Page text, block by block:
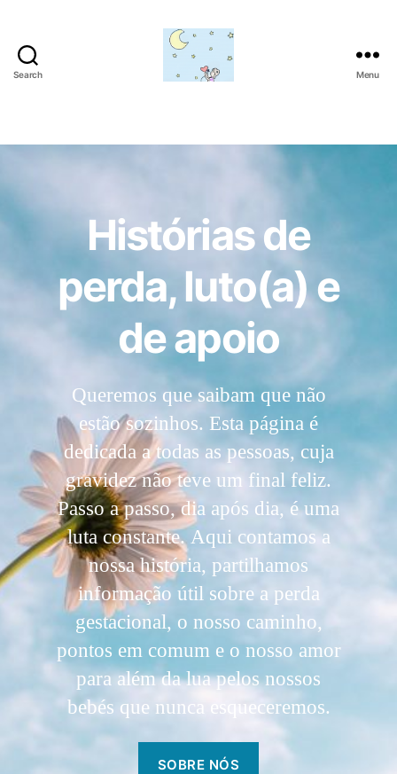
Search
da
Menu
Histórias de
perda, luto(a) e
de apoio
Queremos que saibam que não
estão sozinhos. Esta página é
dedicada a todas as pessoas, cuja
gravidez não teve um final feliz.
Passo a passo, dia após dia, é uma
luta constante. Aqui contamos a
nossa história, partilhamos
informação útil sobre a perda
gestacional, o nosso caminho,
pontos em comum e o nosso amor
para além da lua pelos nossos
bebés que nunca esqueceremos.
SOBRE NÓS